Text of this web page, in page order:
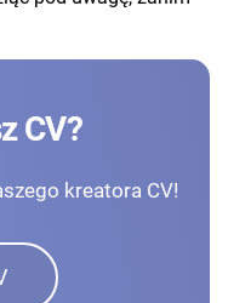
CV?
kreatora CV!